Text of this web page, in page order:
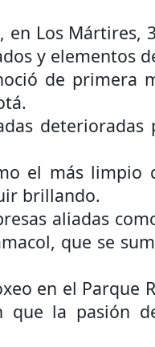
plan de seguridad para
renovando espacios
Los Mártires,
y elementos
de primera
deterioradas
más limpio
brillando.
aliadas
que se
en el Parque
que la pasión